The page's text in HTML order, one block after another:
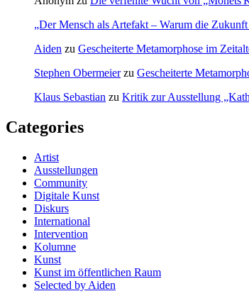
„Der Mensch als Artefakt – Warum die
Aiden zu Gescheiterte Metamorphose im
Stephen Obermeierzu Gescheiterte
Klaus Sebastian zu Kritik zur Ausstellung
Categories
Artist
Ausstellungen
Community
Digitale Kunst
Diskurs
International
Intervention
Kolumne
Kunst
Kunst im öffentlichen Raum
Selected by Aiden